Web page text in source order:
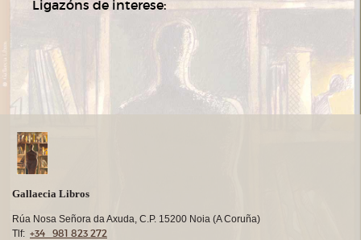
Ligazóns de interese:
Gallaecia Libros
Rúa Nosa Señora da Axuda, C.P. 15200 Noia (A Coruña)
Tlf: +34 981 823 272